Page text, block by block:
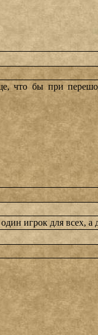
что бы при
игрок для всех, а